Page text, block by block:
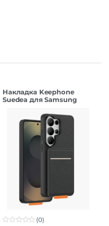
Накладка Keephone
Suedea для Samsung
(0)